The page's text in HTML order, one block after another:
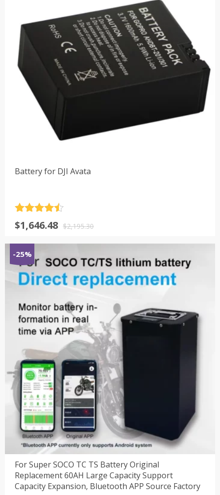
Battery for DJI Avata
&sol; 5
$2,195.30
原
$2,195.30。
$1,646.48
当
格
为：
$1,646.48。
-25%
For Super SOCO TC TS Battery Original
Replacement 60AH Large Capacity Support
Capacity Expansion, Bluetooth APP Source Factory